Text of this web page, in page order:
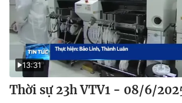
13:31
Thời sự 23h VTV1 - 08/6/